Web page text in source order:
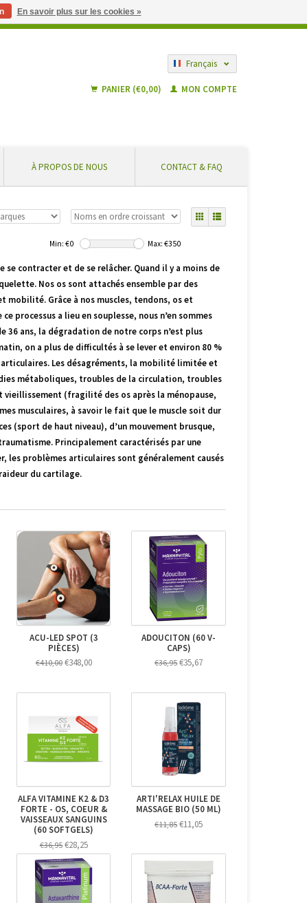
Français
PANIER (€0,00)
MON COMPTE
À PROPOS DE NOUS CONTACT & FAQ
Min: €0 Max: €350
contracter et de se relâcher. Quand il y a moins de
Nos os sont attachés ensemble par des
Grâce à nos muscles, tendons, os et
processus a lieu en souplesse, nous n’en sommes
36 ans, la dégradation de notre corps n’est plus
on a plus de difficultés à se lever et environ 80 %
articulaires. Les désagréments, la mobilité limitée et
métaboliques, troubles de la circulation, troubles
(fragilité des os après la ménopause,
musculaires, à savoir le fait que le muscle soit dur
(sport de haut niveau), d’un mouvement brusque,
Principalement caractérisés par une
les problèmes articulaires sont généralement causés
du cartilage.
ACU-LED SPOT (3
PIÈCES)
€410,00€348,00
ADOUCITON (60 V-
CAPS)
€36,95 €35,67
ALFA VITAMINE K2 & D3
FORTE - OS, COEUR &
VAISSEAUX SANGUINS
(60 SOFTGELS)
€36,95€28,25
ARTI'RELAX HUILE DE
MASSAGE BIO (50 ML)
€11,85 €11,05
En savoir plus sur les cookies »
de € 55 ... En toute sécurité et sans frais supplémentaires